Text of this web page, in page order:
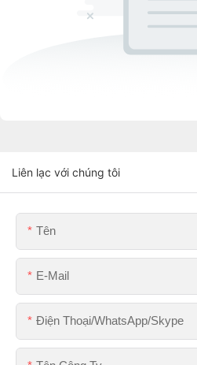
Liên lạc với chúng tôi
Tên
E-Mail
Điện Thoại/WhatsApp/Skype